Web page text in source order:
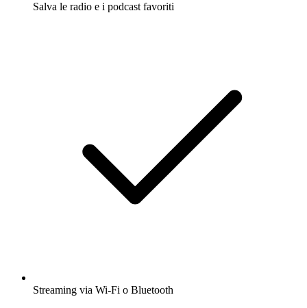
Salva le radio e i podcast favoriti
Streaming via Wi-Fi o Bluetooth